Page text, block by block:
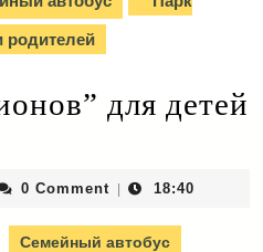
родителей
для детей
0 Comment 18:40
Семейный автобус